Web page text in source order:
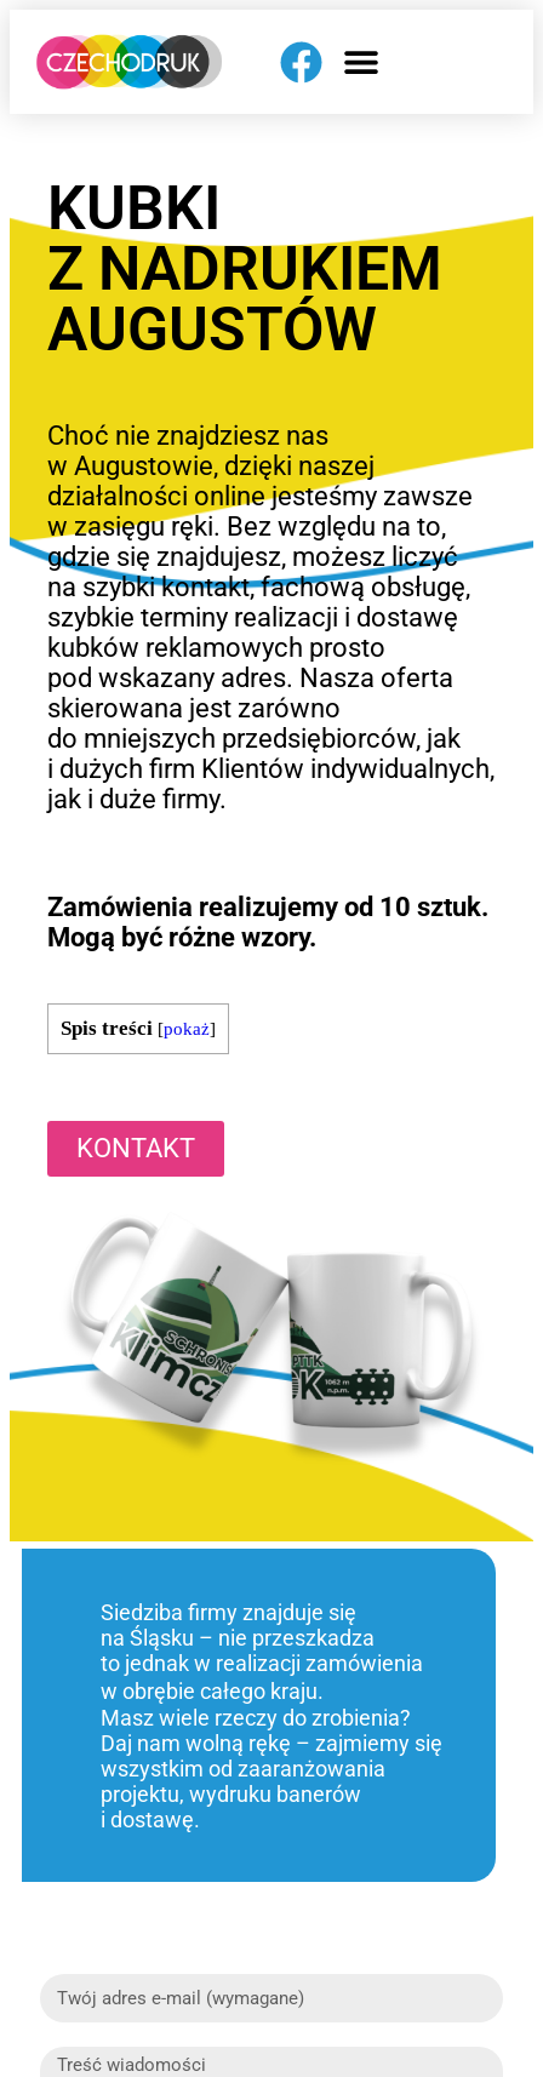
KUBKI
Z NADRUKIEM
AUGUSTÓW
Choć nie znajdziesz nas
w Augustowie, dzięki naszej
działalności online jesteśmy zawsze
w zasięgu ręki. Bez względu na to,
gdzie się znajdujesz, możesz liczyć
na szybki kontakt, fachową obsługę,
szybkie terminy realizacji i dostawę
kubków reklamowych prosto
pod wskazany adres. Nasza oferta
skierowana jest zarówno
do mniejszych przedsiębiorców, jak
i dużych firm Klientów indywidualnych,
jak i duże firmy.
Zamówienia realizujemy od 10 sztuk.
Mogą być różne wzory.
Spis treści [pokaż]
KONTAKT
Siedziba firmy znajduje się
na Śląsku – nie przeszkadza
to jednak w realizacji zamówienia
w obrębie całego kraju.
Masz wiele rzeczy do zrobienia?
Daj nam wolną rękę – zajmiemy się
wszystkim od zaaranżowania
projektu, wydruku banerów
i dostawę.